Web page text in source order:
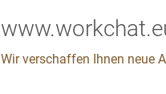
Wir verschaffen Ihnen neue